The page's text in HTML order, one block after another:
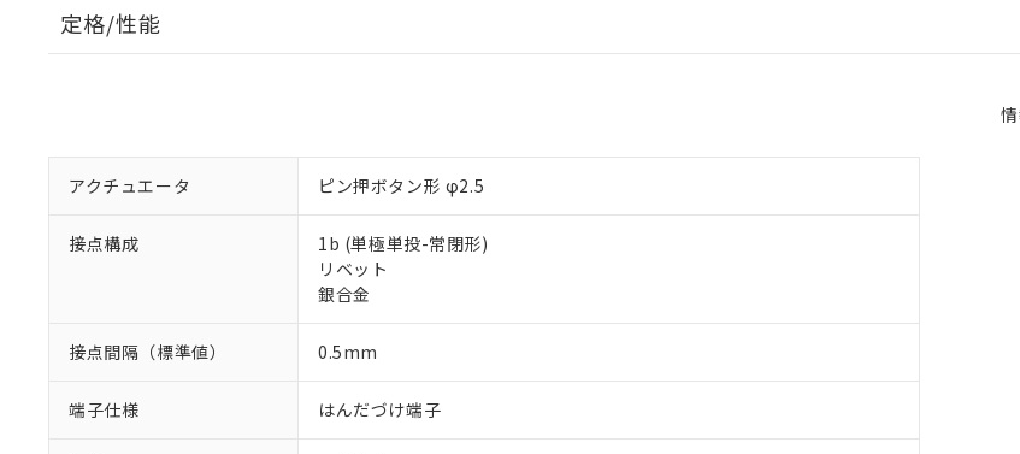
定格/性能
アクチュエータ ピン押ボタン形 φ2.5
接点構成
1b (単極単投-常閉形)
リベット
銀合金
接点間隔（標準値） 0.5mm
端子仕様 はんだづけ端子